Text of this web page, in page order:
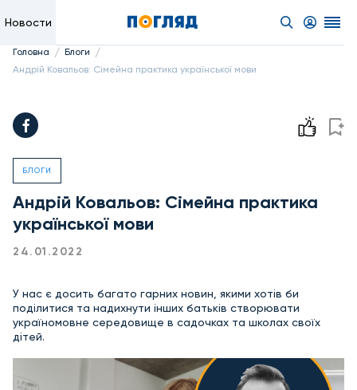
Новости
Головна / Блоги /
Андрій Ковальов: Сімейна практика української мови
БЛОГИ
Андрій Ковальов: Сімейна практика
української мови
24.01.2022
У нас є досить багато гарних новин, якими хотів би
поділитися та надихнути інших батьків створювати
україномовне середовище в садочках та школах своїх
дітей.